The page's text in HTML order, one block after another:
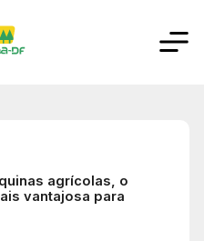
agrícolas, o
vantajosa para